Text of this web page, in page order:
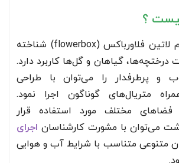
؟
جعبه گل که با نام لاتین فلاورباکس (flowerbox) شناخته
گیاهان و گل‌ها کاربرد دارد.
و پرطرفدار را می‌توان با طراحی
متریال‌های گوناگون اجرا نمود.
فضاهای مختلف مورد استفاده قرار
می‌توان با مشورت کارشناسان اجرای
متنوعی متناسب با شرایط آب و هوایی